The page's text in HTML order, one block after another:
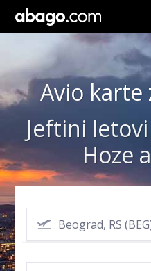
Avio karte
Jeftini
Hoze